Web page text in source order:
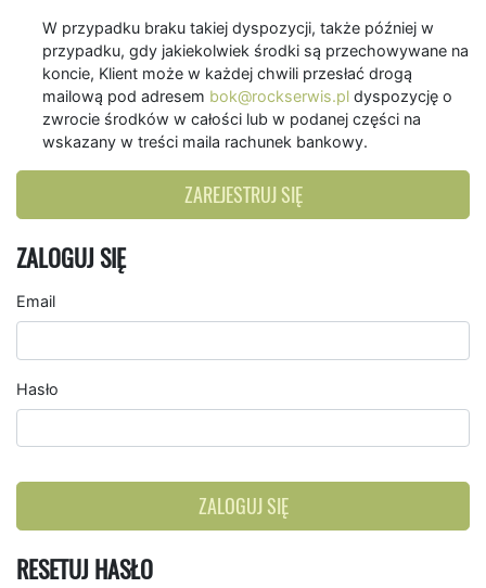
W przypadku braku takiej dyspozycji, także później w
przypadku, gdy jakiekolwiek środki są przechowywane na
koncie, Klient może w każdej chwili przesłać drogą
mailową pod adresem bok@rockserwis.pl dyspozycję o
zwrocie środków w całości lub w podanej części na
wskazany w treści maila rachunek bankowy.
ZAREJESTRUJ SIĘ
ZALOGUJ SIĘ
Email
Hasło
ZALOGUJ SIĘ
RESETUJ HASŁO